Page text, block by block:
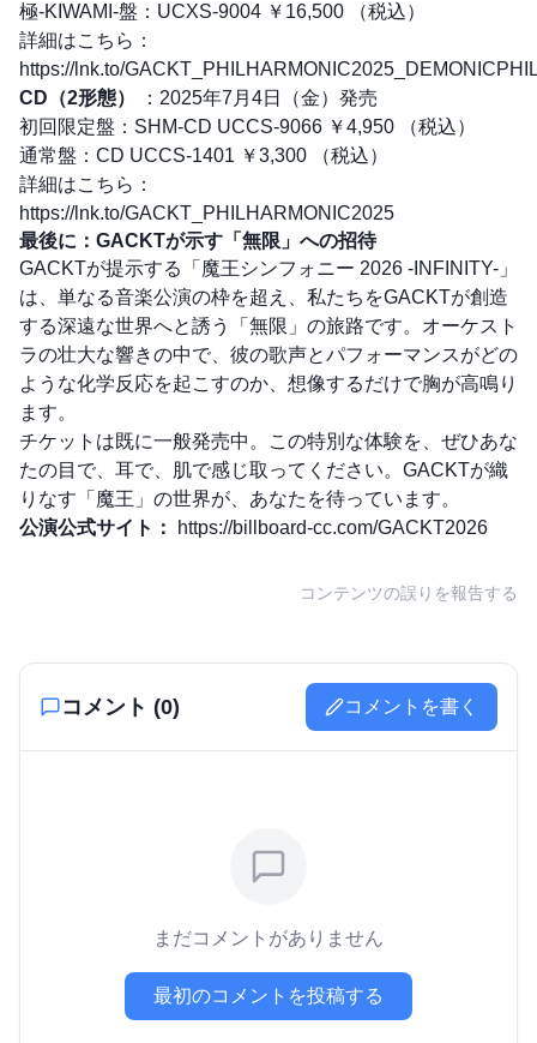
極-KIWAMI-盤：UCXS-9004 ￥16,500 （税込）
詳細はこちら：
https://lnk.to/
CD（2形態）
：2025年7月4日（金）発売
初回限定盤：SHM-CD UCCS-9066 ￥4,950 （税込）
通常盤：CD UCCS-1401 ￥3,300 （税込）
詳細はこちら：
https://lnk.to/GACKT_PHILHARMONIC2025
最後に：GACKTが示す「無限」への招待
GACKTが提示する「魔王シンフォニー 2026 -INFINITY-」
は、単なる音楽公演の枠を超え、私たちをGACKTが創造
する深遠な世界へと誘う「無限」の旅路です。オーケスト
ラの壮大な響きの中で、彼の歌声とパフォーマンスがどの
ような化学反応を起こすのか、想像するだけで胸が高鳴り
ます。
チケットは既に一般発売中。この特別な体験を、ぜひあな
たの目で、耳で、肌で感じ取ってください。GACKTが織
りなす「魔王」の世界が、あなたを待っています。
公演公式サイト：
https://billboard-cc.com/GACKT2026
コンテンツの誤りを報告する
コメント (0) コメントを書く
まだコメントがありません
最初のコメントを投稿する